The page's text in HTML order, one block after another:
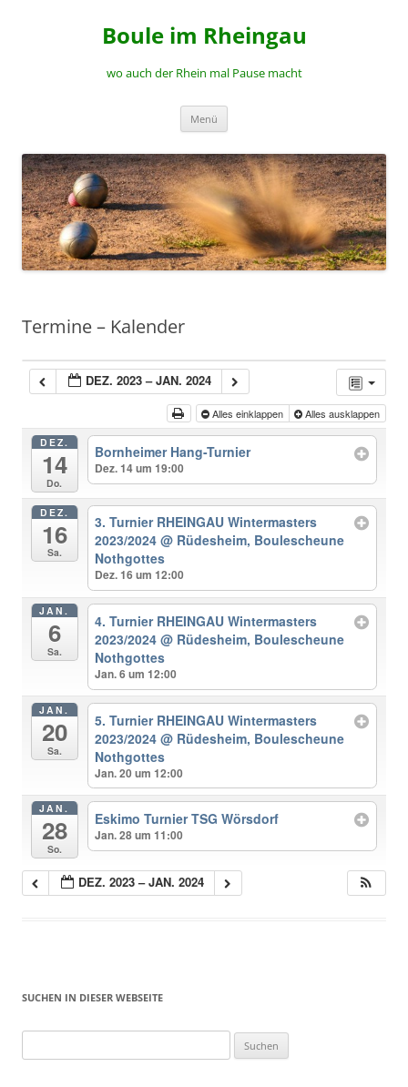
Boule im Rheingau
wo auch der Rhein mal Pause macht
Menü
Termine – Kalender
DEZ. 2023 – JAN. 2024
Alles einklappen Alles ausklappen
DEZ.
14
Do.
Bornheimer Hang-Turnier
Dez. 14 um 19:00
DEZ.
16
Sa.
3. Turnier RHEINGAU Wintermasters
2023/2024@ Rüdesheim, Boulescheune
Nothgottes
Dez. 16 um 12:00
JAN.
6
Sa.
4. Turnier RHEINGAU Wintermasters
2023/2024@ Rüdesheim, Boulescheune
Nothgottes
Jan. 6 um 12:00
JAN.
20
Sa.
5. Turnier RHEINGAU Wintermasters
2023/2024@ Rüdesheim, Boulescheune
Nothgottes
Jan. 20 um 12:00
JAN.
28
So.
Eskimo Turnier TSG Wörsdorf
Jan. 28 um 11:00
DEZ. 2023 – JAN. 2024
SUCHEN IN DIESER WEBSEITE
nach: